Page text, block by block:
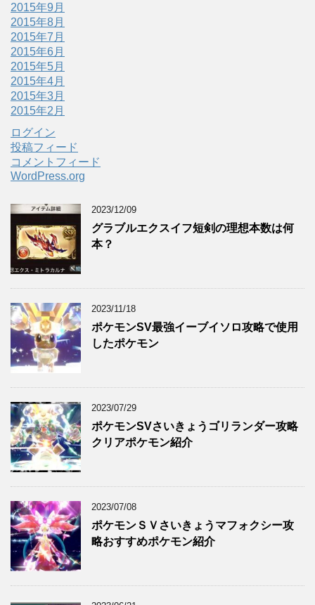
2015年9月
2015年8月
2015年7月
2015年6月
2015年5月
2015年4月
2015年3月
2015年2月
ログイン
投稿フィード
コメントフィード
WordPress.org
2023/12/09
グラブルエクスイフ短剣の理想本数は何
本？
2023/11/18
ポケモンSV最強イーブイソロ攻略で使用
したポケモン
2023/07/29
ポケモンSVさいきょうゴリランダー攻略
クリアポケモン紹介
2023/07/08
ポケモンＳＶさいきょうマフォクシー攻
略おすすめポケモン紹介